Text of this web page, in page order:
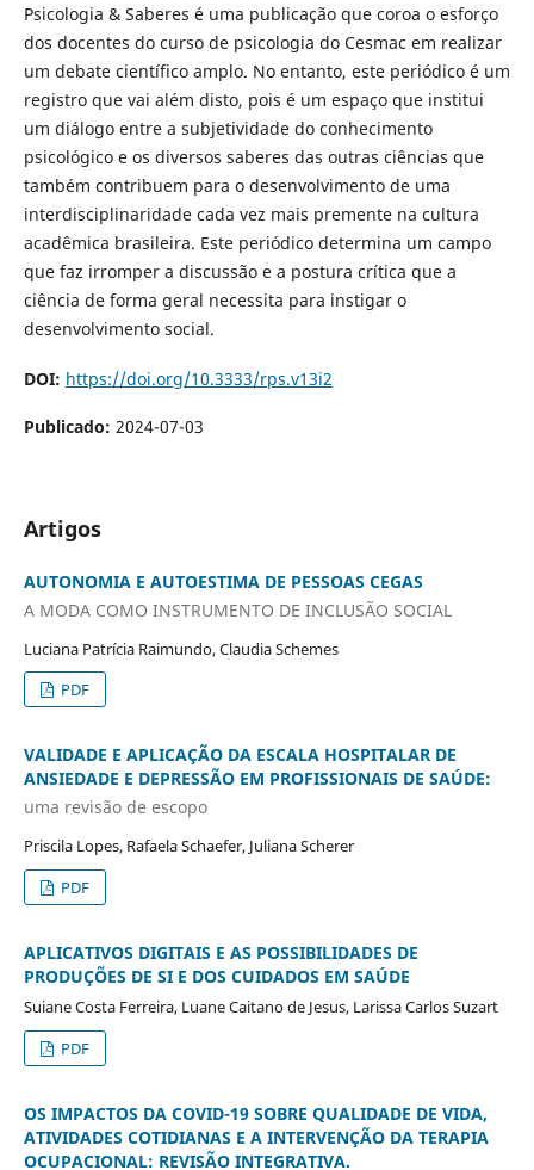
Psicologia & Saberes é uma publicação que coroa o esforço
dos docentes do curso de psicologia do Cesmac em realizar
um debate científico amplo. No entanto, este periódico é um
registro que vai além disto, pois é um espaço que institui
um diálogo entre a subjetividade do conhecimento
psicológico e os diversos saberes das outras ciências que
também contribuem para o desenvolvimento de uma
interdisciplinaridade cada vez mais premente na cultura
acadêmica brasileira. Este periódico determina um campo
que faz irromper a discussão e a postura crítica que a
ciência de forma geral necessita para instigar o
desenvolvimento social.
DOI: https://doi.org/10.3333/rps.v13i2
Publicado: 2024-07-03
Artigos
AUTONOMIA E AUTOESTIMA DE PESSOAS CEGAS
A MODA COMO INSTRUMENTO DE INCLUSÃO SOCIAL
Luciana Patrícia Raimundo, Claudia Schemes
PDF
VALIDADE E APLICAÇÃO DA ESCALA HOSPITALAR DE
ANSIEDADE E DEPRESSÃO EM PROFISSIONAIS DE SAÚDE:
uma revisão de escopo
Priscila Lopes, Rafaela Schaefer, Juliana Scherer
PDF
APLICATIVOS DIGITAIS E AS POSSIBILIDADES DE
PRODUÇÕES DE SI E DOS CUIDADOS EM SAÚDE
Suiane Costa Ferreira, Luane Caitano de Jesus, Larissa Carlos Suzart
PDF
OS IMPACTOS DA COVID-19 SOBRE QUALIDADE DE VIDA,
ATIVIDADES COTIDIANAS E A INTERVENÇÃO DA TERAPIA
OCUPACIONAL: REVISÃO INTEGRATIVA.